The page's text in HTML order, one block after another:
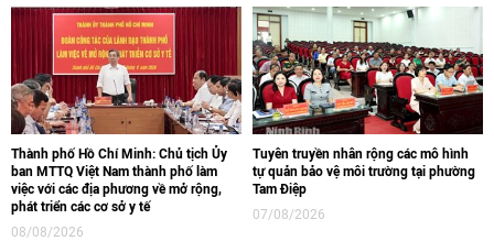
Thành phố Hồ Chí Minh: Chủ tịch Ủy
ban MTTQ Việt Nam thành phố làm
việc với các địa phương về mở rộng,
phát triển các cơ sở y tế
08/08/2026
Tuyên truyền nhân rộng các mô hình
tự quản bảo vệ môi trường tại phường
Tam Điệp
07/08/2026